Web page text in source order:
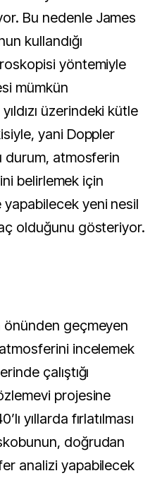
Bu nedenle James
kullandığı
yöntemiyle
mümkün
üzerindeki kütle
yani Doppler
durum, atmosferin
belirlemek için
yeni nesil
olduğunu gösteriyor.
önünden geçmeyen
incelemek
çalıştığı
projesine
yıllarda fırlatılması
doğrudan
analizi yapabilecek